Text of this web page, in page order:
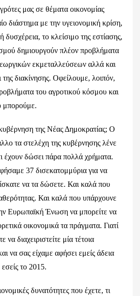
μας σε θέματα οικονομίας
διάστημα με την υγειονομική κρίση,
δυσχέρεια, το κλείσιμο της εστίασης,
δημιουργούν πλέον προβλήματα
εκμεταλλεύσεων αλλά και
της διακίνησης. Οφείλουμε, λοιπόν,
του αγροτικού κόσμου και
μπορούμε.
της Νέας Δημοκρατίας; Ο
τα στελέχη της κυβέρνησης λένε
έχουν δώσει πάρα πολλά χρήματα.
37 δισεκατομμύρια για να
να τα δώσετε. Και καλά που
Και καλά που υπάρχουνε
Ευρωπαϊκή Ένωση να μπορείτε να
οικονομικά τα πράγματα. Γιατί
να διαχειριστείτε μία τέτοια
να σας είχαμε αφήσει εμείς άδεια
το 2015.
δυνατότητες που έχετε, τι